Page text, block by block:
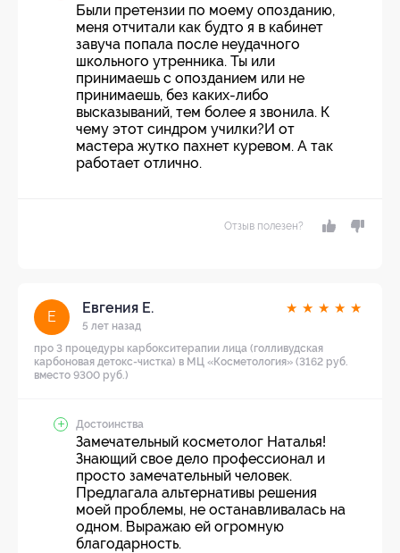
Были претензии по моему опозданию,
меня отчитали как будто я в кабинет
завуча попала после неудачного
школьного утренника. Ты или
принимаешь с опозданием или не
принимаешь, без каких-либо
высказываний, тем более я звонила. К
чему этот синдром училки?И от
мастера жутко пахнет куревом. А так
работает отлично.
Отзыв полезен?
Е
Евгения Е.
5 лет назад
★ ★ ★ ★ ★
про 3 процедуры карбокситерапии лица (голливудская
карбоновая детокс-чистка) в МЦ «Косметология» (3162 руб.
вместо 9300 руб.)
Достоинства
Замечательный косметолог Наталья!
Знающий свое дело профессионал и
просто замечательный человек.
Предлагала альтернативы решения
моей проблемы, не останавливалась на
одном. Выражаю ей огромную
благодарность.